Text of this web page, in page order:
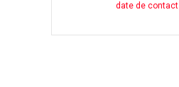
date de contact